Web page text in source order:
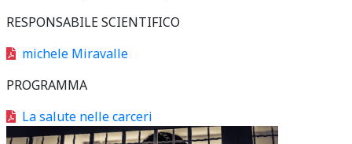
RESPONSABILE SCIENTIFICO
michele Miravalle
PROGRAMMA
La salute nelle carceri